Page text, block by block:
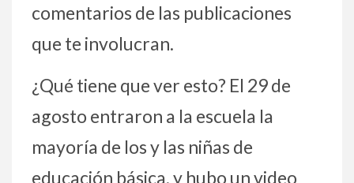
comentarios de las publicaciones
que te involucran.
¿Qué tiene que ver esto? El 29 de
agosto entraron a la escuela la
mayoría de los y las niñas de
educación básica, y hubo un video